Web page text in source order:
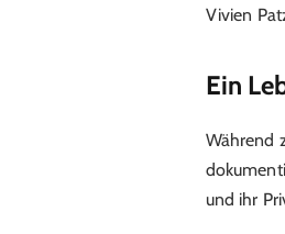
Vivien
Ein
Während
und ihr